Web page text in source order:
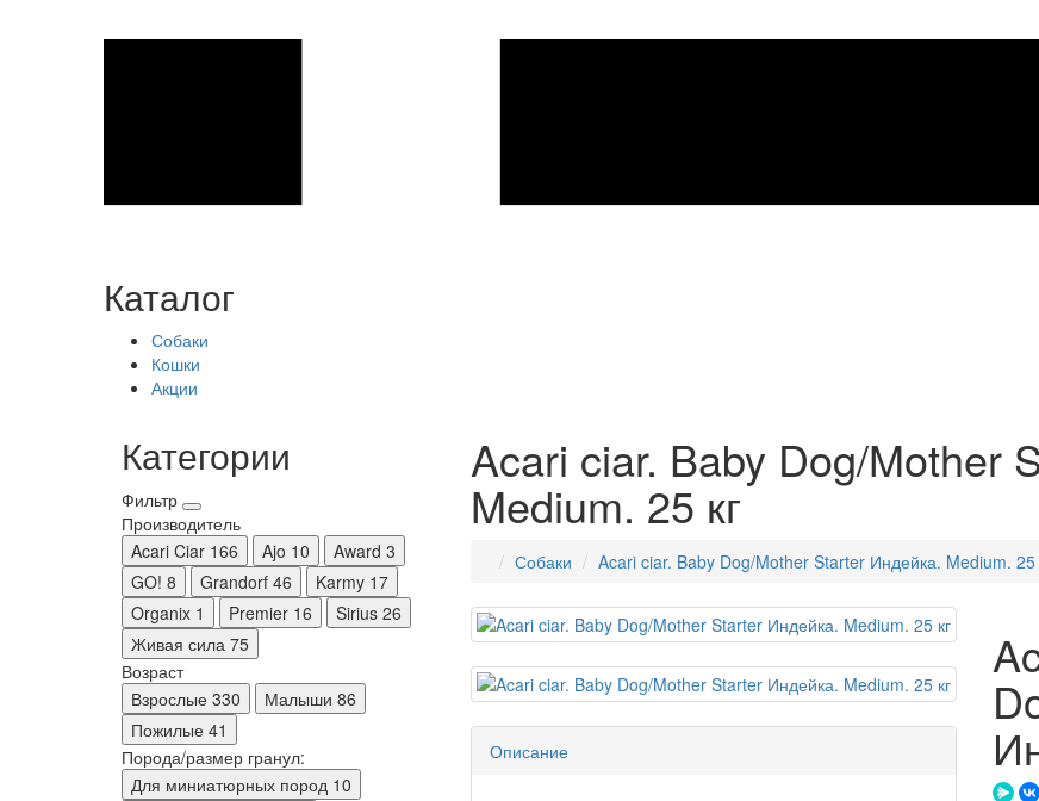
Каталог
Собаки
Кошки
Акции
Категории
Фильтр
Производитель
Acari Ciar 166 Ajo 10 Award 3
GO! 8 Grandorf 46 Karmy 17
Organix 1 Premier 16 Sirius 26
Живая сила 75
Возраст
Взрослые 330 Малыши 86
Пожилые 41
Порода/размер гранул:
Для миниатюрных пород 10
Acari ciar. Baby Dog/Mother
Medium. 25 кг
Собаки Acari ciar. Baby Dog/Mother Starter Индейка. Medium. 25
Описание